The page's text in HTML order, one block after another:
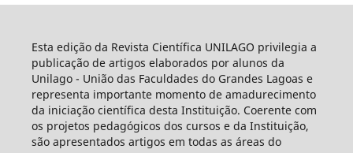
Esta edição da Revista Científica UNILAGO privilegia a
publicação de artigos elaborados por alunos da
Unilago - União das Faculdades do Grandes Lagoas e
representa importante momento de amadurecimento
da iniciação científica desta Instituição. Coerente com
os projetos pedagógicos dos cursos e da Instituição,
são apresentados artigos em todas as áreas do